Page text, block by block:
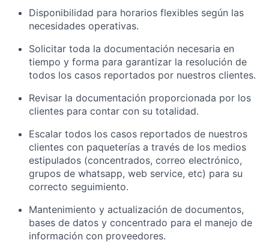
Disponibilidad para horarios flexibles según las
necesidades operativas.
Solicitar toda la documentación necesaria en
tiempo y forma para garantizar la resolución de
todos los casos reportados por nuestros clientes.
Revisar la documentación proporcionada por los
clientes para contar con su totalidad.
Escalar todos los casos reportados de nuestros
clientes con paqueterías a través de los medios
estipulados (concentrados, correo electrónico,
grupos de whatsapp, web service, etc) para su
correcto seguimiento.
Mantenimiento y actualización de documentos,
bases de datos y concentrado para el manejo de
información con proveedores.